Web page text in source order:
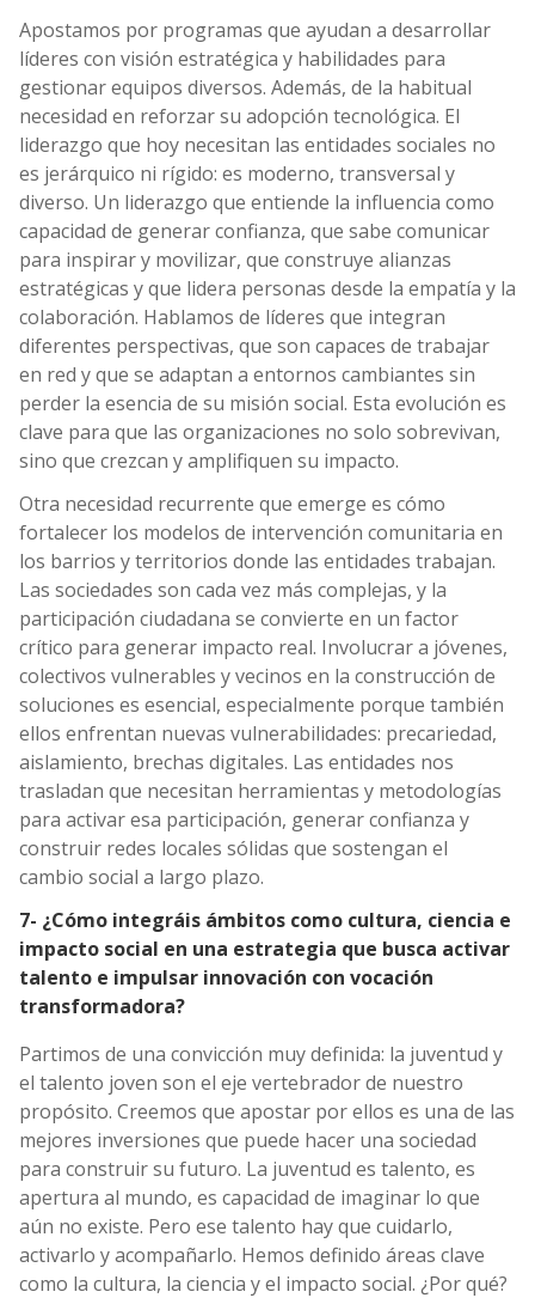
Apostamos por programas que ayudan a desarrollar
líderes con visión estratégica y habilidades para
gestionar equipos diversos. Además, de la habitual
necesidad en reforzar su adopción tecnológica. El
liderazgo que hoy necesitan las entidades sociales no
es jerárquico ni rígido: es moderno, transversal y
diverso. Un liderazgo que entiende la influencia como
capacidad de generar confianza, que sabe comunicar
para inspirar y movilizar, que construye alianzas
estratégicas y que lidera personas desde la empatía y la
colaboración. Hablamos de líderes que integran
diferentes perspectivas, que son capaces de trabajar
en red y que se adaptan a entornos cambiantes sin
perder la esencia de su misión social. Esta evolución es
clave para que las organizaciones no solo sobrevivan,
sino que crezcan y amplifiquen su impacto.
Otra necesidad recurrente que emerge es cómo
fortalecer los modelos de intervención comunitaria en
los barrios y territorios donde las entidades trabajan.
Las sociedades son cada vez más complejas, y la
participación ciudadana se convierte en un factor
crítico para generar impacto real. Involucrar a jóvenes,
colectivos vulnerables y vecinos en la construcción de
soluciones es esencial, especialmente porque también
ellos enfrentan nuevas vulnerabilidades: precariedad,
aislamiento, brechas digitales. Las entidades nos
trasladan que necesitan herramientas y metodologías
para activar esa participación, generar confianza y
construir redes locales sólidas que sostengan el
cambio social a largo plazo.
7- ¿Cómo integráis ámbitos como cultura, ciencia e
impacto social en una estrategia que busca activar
talento e impulsar innovación con vocación
transformadora?
Partimos de una convicción muy definida: la juventud y
el talento joven son el eje vertebrador de nuestro
propósito. Creemos que apostar por ellos es una de las
mejores inversiones que puede hacer una sociedad
para construir su futuro. La juventud es talento, es
apertura al mundo, es capacidad de imaginar lo que
aún no existe. Pero ese talento hay que cuidarlo,
activarlo y acompañarlo. Hemos definido áreas clave
como la cultura, la ciencia y el impacto social. ¿Por qué?